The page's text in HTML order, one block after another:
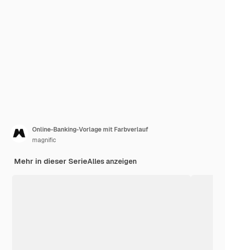
Online-Banking-Vorlage mit Farbverlauf
magnific
Mehr in dieser SerieAlles anzeigen